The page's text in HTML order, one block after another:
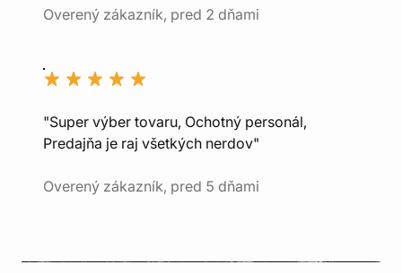
Overený zákazník, pred 2 dňami
"Super výber tovaru, Ochotný personál,
Predajňa je raj všetkých nerdov"
Overený zákazník, pred 5 dňami